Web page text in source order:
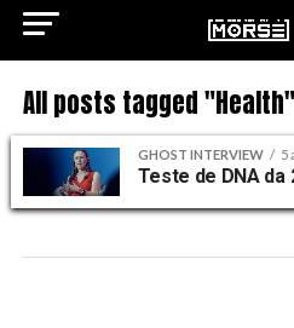
All posts tagged "Health"
GHOST INTERVIEW 5
Teste de DNA da